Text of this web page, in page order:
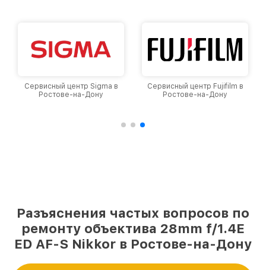
Сервисный центр Sigma в
Ростове-на-Дону
Сервисный центр Fujifilm в
Ростове-на-Дону
Разъяснения частых вопросов по
ремонту объектива 28mm f/1.4E
ED AF-S Nikkor в Ростове-на-Дону